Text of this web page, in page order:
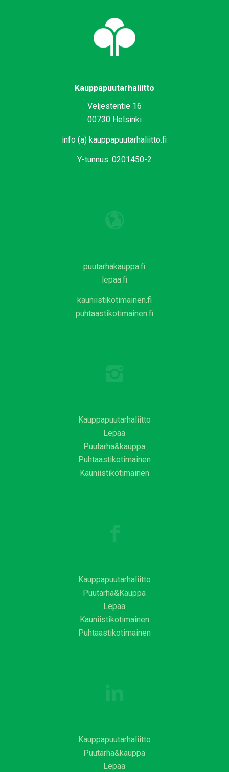
Kauppapuutarhaliitto
Veljestentie 16
00730 Helsinki
info (a) kauppapuutarhaliitto.fi
Y-tunnus: 0201450-2
puutarhakauppa.fi
lepaa.fi
kauniistikotimainen.fi
puhtaastikotimainen.fi
Kauppapuutarhaliitto
Lepaa
Puutarha&kauppa
Puhtaastikotimainen
Kauniistikotimainen
Kauppapuutarhaliitto
Puutarha&Kauppa
Lepaa
Kauniistikotimainen
Puhtaastikotimainen
Kauppapuutarhaliitto
Puutarha&kauppa
Lepaa